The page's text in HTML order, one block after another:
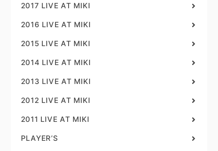
2017 LIVE AT MIKI
2016 LIVE AT MIKI
2015 LIVE AT MIKI
2014 LIVE AT MIKI
2013 LIVE AT MIKI
2012 LIVE AT MIKI
2011 LIVE AT MIKI
PLAYER’S